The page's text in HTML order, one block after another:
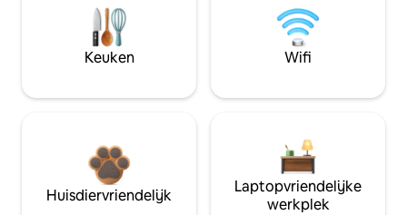
Keuken Wifi
Huisdiervriendelijk
Laptopvriendelijke
werkplek